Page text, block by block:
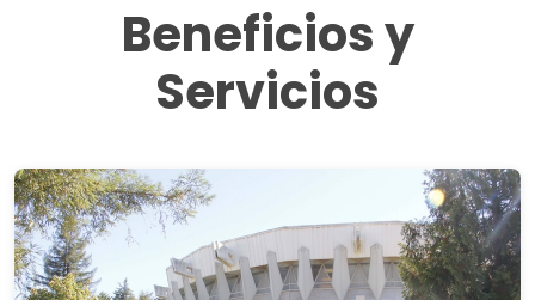
Beneficios y
Servicios